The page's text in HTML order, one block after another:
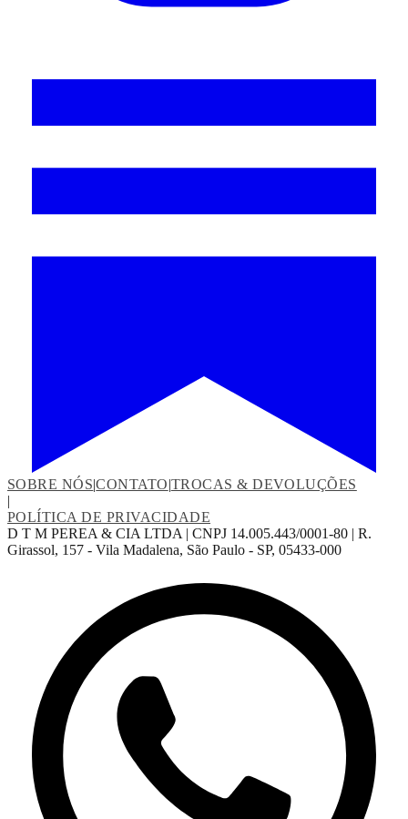
SOBRE NÓS|CONTATO|TROCAS & DEVOLUÇÕES
|
POLÍTICA DE PRIVACIDADE
D T M PEREA & CIA LTDA | CNPJ 14.005.443/0001-80 | R.
Girassol, 157 - Vila Madalena, São Paulo - SP, 05433-000